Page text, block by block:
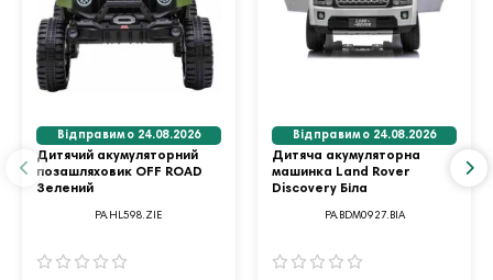
Відправимо 24.08.2026
Дитячий акумуляторний
позашляховик OFF ROAD
Зелений
PA.HL598.ZIE
Відправимо 24.08.2026
Дитяча акумуляторна
машинка Land Rover
Discovery Біла
PA.BDM0927.BIA